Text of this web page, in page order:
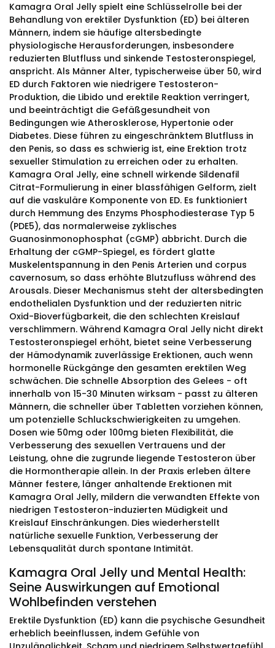
Kamagra Oral Jelly spielt eine Schlüsselrolle bei der
Behandlung von erektiler Dysfunktion (ED) bei älteren
Männern, indem sie häufige altersbedingte
physiologische Herausforderungen, insbesondere
reduzierten Blutfluss und sinkende Testosteronspiegel,
anspricht. Als Männer Alter, typischerweise über 50, wird
ED durch Faktoren wie niedrigere Testosteron-
Produktion, die Libido und erektile Reaktion verringert,
und beeinträchtigt die Gefäßgesundheit von
Bedingungen wie Atherosklerose, Hypertonie oder
Diabetes. Diese führen zu eingeschränktem Blutfluss in
den Penis, so dass es schwierig ist, eine Erektion trotz
sexueller Stimulation zu erreichen oder zu erhalten.
Kamagra Oral Jelly, eine schnell wirkende Sildenafil
Citrat-Formulierung in einer blassfähigen Gelform, zielt
auf die vaskuläre Komponente von ED. Es funktioniert
durch Hemmung des Enzyms Phosphodiesterase Typ 5
(PDE5), das normalerweise zyklisches
Guanosinmonophosphat (cGMP) abbricht. Durch die
Erhaltung der cGMP-Spiegel, es fördert glatte
Muskelentspannung in den Penis Arterien und corpus
cavernosum, so dass erhöhte Blutzufluss während des
Arousals. Dieser Mechanismus steht der altersbedingten
endothelialen Dysfunktion und der reduzierten nitric
Oxid-Bioverfügbarkeit, die den schlechten Kreislauf
verschlimmern. Während Kamagra Oral Jelly nicht direkt
Testosteronspiegel erhöht, bietet seine Verbesserung
der Hämodynamik zuverlässige Erektionen, auch wenn
hormonelle Rückgänge den gesamten erektilen Weg
schwächen. Die schnelle Absorption des Gelees - oft
innerhalb von 15-30 Minuten wirksam - passt zu älteren
Männern, die schneller über Tabletten vorziehen können,
um potenzielle Schluckschwierigkeiten zu umgehen.
Dosen wie 50mg oder 100mg bieten Flexibilität, die
Verbesserung des sexuellen Vertrauens und der
Leistung, ohne die zugrunde liegende Testosteron über
die Hormontherapie allein. In der Praxis erleben ältere
Männer festere, länger anhaltende Erektionen mit
Kamagra Oral Jelly, mildern die verwandten Effekte von
niedrigen Testosteron-induzierten Müdigkeit und
Kreislauf Einschränkungen. Dies wiederherstellt
natürliche sexuelle Funktion, Verbesserung der
Lebensqualität durch spontane Intimität.
Kamagra Oral Jelly und Mental Health:
Seine Auswirkungen auf Emotional
Wohlbefinden verstehen
Erektile Dysfunktion (ED) kann die psychische Gesundheit
erheblich beeinflussen, indem Gefühle von